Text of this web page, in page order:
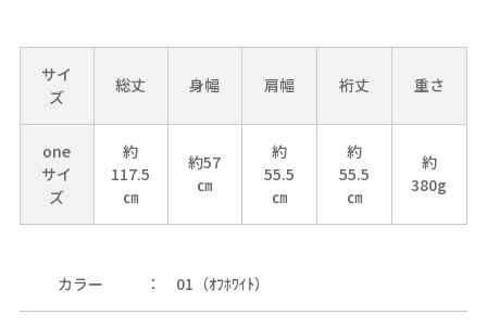
サイ
ズ
総丈 身幅 肩幅 裄丈 重さ
one
サイ
ズ
約
117.5
㎝
約57
㎝
約
55.5
㎝
約
55.5
㎝
約
380g
カラー 01（ｵﾌﾎﾜｲﾄ）